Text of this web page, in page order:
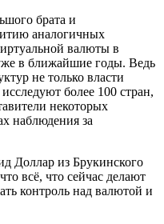
брата и
аналогичных
валюты в
в ближайшие годы. Ведь
не только власти
более 100 стран,
некоторых
наблюдения за
Доллар из Брукинского
всё, что сейчас делают
контроль над валютой и